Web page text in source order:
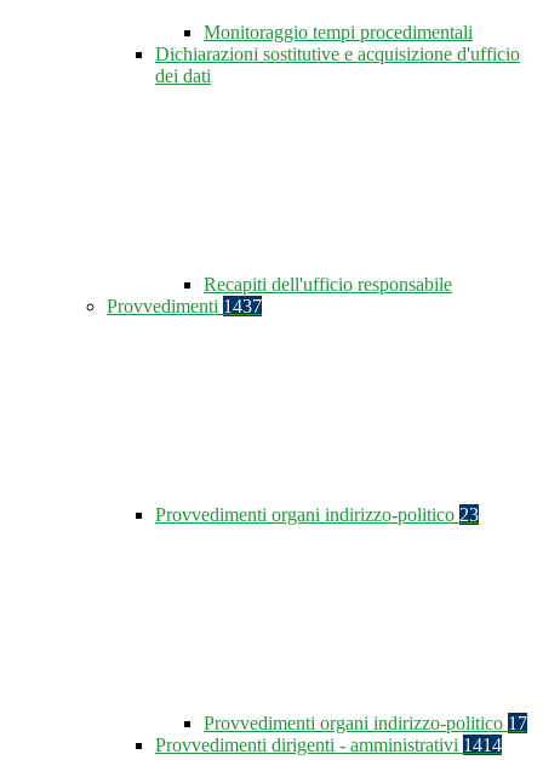
Monitoraggio tempi procedimentali
Dichiarazioni sostitutive e acquisizione d'ufficio
dei dati
Recapiti dell'ufficio responsabile
Provvedimenti 1437
Provvedimenti organi indirizzo-politico 23
Provvedimenti organi indirizzo-politico 17
Provvedimenti dirigenti - amministrativi 1414